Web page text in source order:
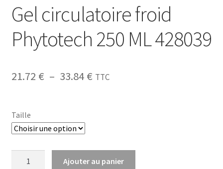
Gel circulatoire froid
Phytotech 250 ML 428039
21.72 € – 33.84 € TTC
Taille
Ajouter au panier